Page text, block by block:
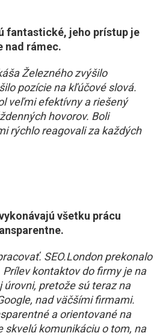
fantastické, jeho prístup je
nad rámec.
Železného zvýšilo
pozície na kľúčové slová.
veľmi efektívny a riešený
hovorov. Boli
rýchlo reagovali za každých
všetku prácu
SEO.London prekonalo
kontaktov do firmy je na
pretože sú teraz na
nad väčšími firmami.
a orientované na
skvelú komunikáciu o tom, na